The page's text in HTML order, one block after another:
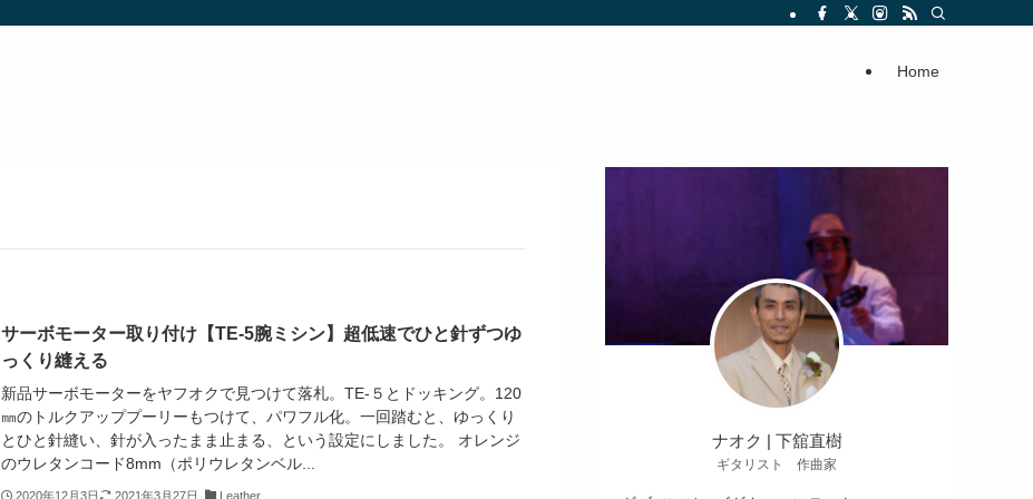
Home
サーボモーター取り付け【TE-5腕ミシン】超低速でひと針ずつゆ
っくり縫える
新品サーボモーターをヤフオクで見つけて落札。TE-５とドッキング。120
㎜のトルクアッププーリーもつけて、パワフル化。一回踏むと、ゆっくり
とひと針縫い、針が入ったまま止まる、という設定にしました。 オレンジ
のウレタンコード8mm（ポリウレタンベル...
2020年12月3日 2021年3月27日 Leather
ナオク | 下舘直樹
ギタリスト 作曲家